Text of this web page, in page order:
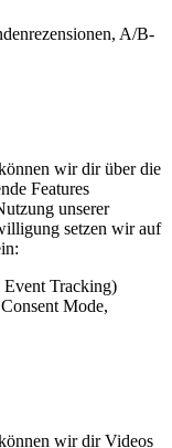
A/B-
wir dir über die
Features
unserer
setzen wir auf
Tracking)
Mode,
wir dir Videos